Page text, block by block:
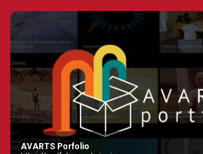
AVARTS Porfolio